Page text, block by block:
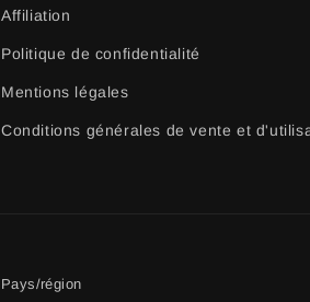
Affiliation
Politique de confidentialité
Mentions légales
Conditions générales de vente et
Pays/région